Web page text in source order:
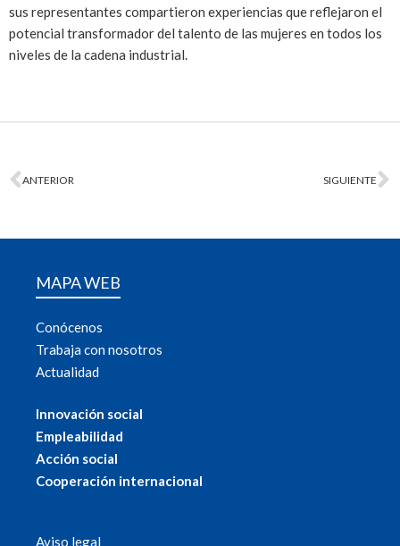
sus representantes compartieron experiencias que reflejaron el
potencial transformador del talento de las mujeres en todos los
niveles de la cadena industrial.
ANTERIOR SIGUIENTE
MAPA WEB
Conócenos
Trabaja con nosotros
Actualidad
Innovación social
Empleabilidad
Acción social
Cooperación internacional
Aviso legal